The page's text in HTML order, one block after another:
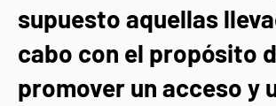
supuesto aquellas
cabo con el propósito
promover un acceso y